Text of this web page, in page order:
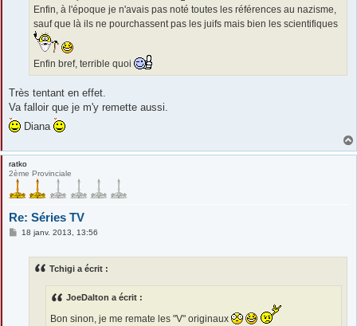
Enfin, à l'époque je n'avais pas noté toutes les références au nazisme,
sauf que là ils ne pourchassent pas les juifs mais bien les scientifiques
Enfin bref, terrible quoi
Très tentant en effet.
Va falloir que je m'y remette aussi.
Diana
ratko
2ème Provinciale
Re: Séries TV
M18 janv. 2013, 13:56
Tchigi a écrit :
JoeDalton a écrit :
Bon sinon, je me remate les "V" originaux